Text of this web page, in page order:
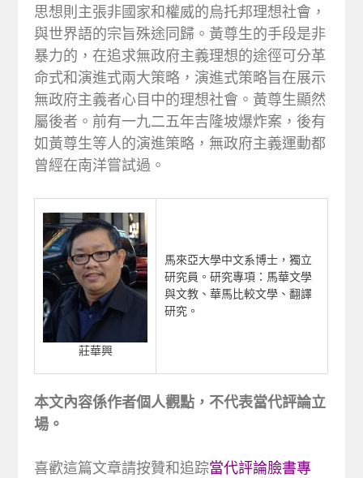
思想則主張非國家和權威的烏托邦理想社會，
與世界語的宗旨殊途同歸。黃尊生的手段是非
暴力的，在追求無政府主義理想的途徑可分革
命式和演進式兩大策略，演進式策略旨在展示
無政府主義者心目中的理想社會。黃尊生顯然
屬後者。前有一九二五年吉隆坡爆炸案，後有
如黃尊生等人的演進策略，無政府主義運動都
曾經在南洋嘗試過。
莊華興
馬來亞大學中文系博士，獨立
研究員。研究專項：馬華文學
與文教、華馬比較文學、翻譯
研究。
本文內容係作者個人觀點，不代表當代評論立
場。
喜歡這篇文章請按贊和追踪當代評論臉書專